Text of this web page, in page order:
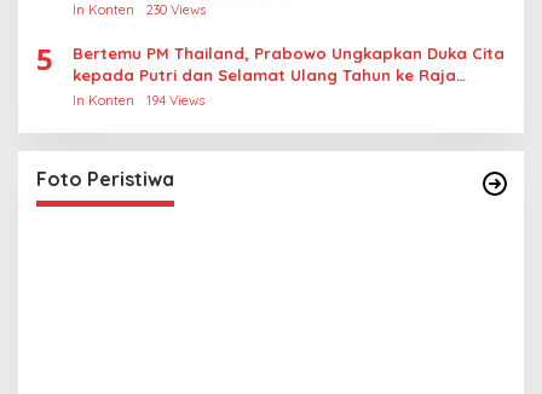
In Konten 230 Views
5
Bertemu PM Thailand, Prabowo Ungkapkan Duka Cita
kepada Putri dan Selamat Ulang Tahun ke Raja
Thailand
In Konten 194 Views
Foto Peristiwa
Penembakan Senjata Khusus TNI
In Foto Peristiwa |